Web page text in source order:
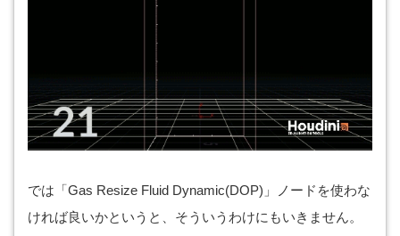
では「Gas Resize Fluid Dynamic(DOP)」ノードを使わな
ければ良いかというと、そういうわけにもいきません。